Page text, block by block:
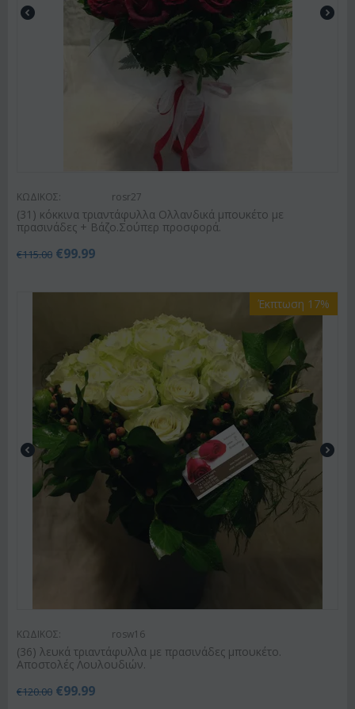
ΚΩΔΙΚΟΣ: rosr27
(31) κόκκινα τριαντάφυλλα Ολλανδικά μπουκέτο με
πρασινάδες + Βάζο.Σούπερ προσφορά.
€115.00 €99.99
Έκπτωση 17%
ΚΩΔΙΚΟΣ: rosw16
(36) λευκά τριαντάφυλλα με πρασινάδες μπουκέτο.
Αποστολές Λουλουδιών.
€120.00 €99.99